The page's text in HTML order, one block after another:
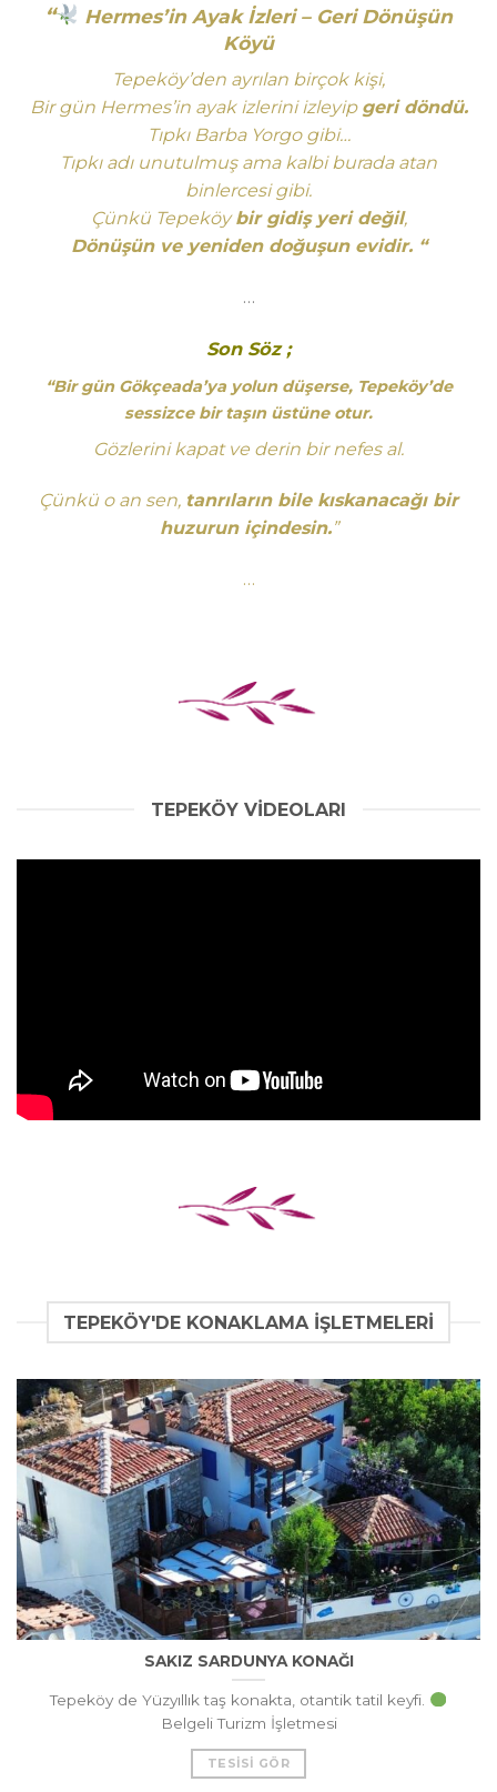
“
Hermes’in Ayak İzleri – Geri Dönüşün
Köyü
Tepeköy’den ayrılan birçok kişi,
Bir gün Hermes’in ayak izlerini izleyip geri döndü.
Tıpkı Barba Yorgo gibi…
Tıpkı adı unutulmuş ama kalbi burada atan
binlercesi gibi.
Çünkü Tepeköybir gidiş yeri değil,
Dönüşün ve yeniden doğuşun evidir. “
…
Son Söz ;
“Bir gün Gökçeada’ya yolun düşerse, Tepeköy’de
sessizce bir taşın üstüne otur.
Gözlerini kapat ve derin bir nefes al.
Çünkü o an sen, tanrıların bile kıskanacağı bir
huzurun içindesin.”
…
TEPEKÖY VIDEOLARI
TEPEKÖY'DE KONAKLAMA IŞLETMELERI
SAKIZ SARDUNYA KONAĞI
Tepeköy de Yüzyıllık taş konakta, otantik tatil keyfi.
Belgeli Turizm İşletmesi
TESISI GÖR